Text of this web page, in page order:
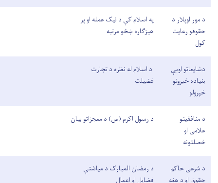
د مور اوپلار د
حقوقو رعایت
کول
په اسلام کې د نیک عمله او پر
هیزګاره ښځو مرتبه
دشایعاتو اوبې
بنیاده خبرونو
خپرولو
د اسلام له نظره د تجارت
فضیلت
د منافقینو
علامی او
خصلتونه
د رسول اکرم (ص) د معجزاتو بیان
د شرعی حاکم
حقوق او د هغه
د رمضان المبارک د میاشتې
فضایل او اعمال